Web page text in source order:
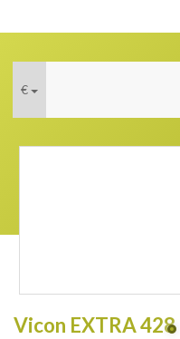
€
Vicon EXTRA 428